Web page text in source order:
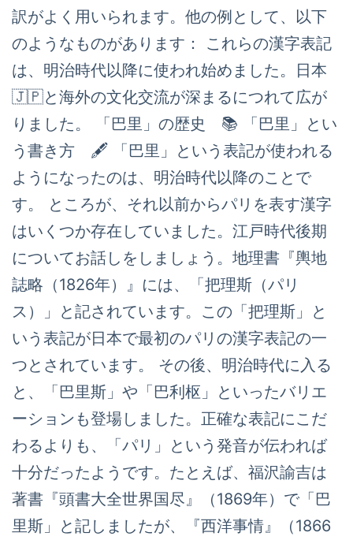
訳がよく用いられます。他の例として、以下
のようなものがあります： これらの漢字表記
は、明治時代以降に使われ始めました。日本
🇯🇵と海外の文化交流が深まるにつれて広が
りました。 「巴里」の歴史 📚 「巴里」とい
う書き方 🖋️ 「巴里」という表記が使われる
ようになったのは、明治時代以降のことで
す。 ところが、それ以前からパリを表す漢字
はいくつか存在していました。江戸時代後期
についてお話しをしましょう。地理書『輿地
誌略（1826年）』には、「把理斯（パリ
ス）」と記されています。この「把理斯」と
いう表記が日本で最初のパリの漢字表記の一
つとされています。 その後、明治時代に入る
と、「巴里斯」や「巴利枢」といったバリエ
ーションも登場しました。正確な表記にこだ
わるよりも、「パリ」という発音が伝われば
十分だったようです。たとえば、福沢諭吉は
著書『頭書大全世界国尽』（1869年）で「巴
里斯」と記しましたが、『西洋事情』（1866